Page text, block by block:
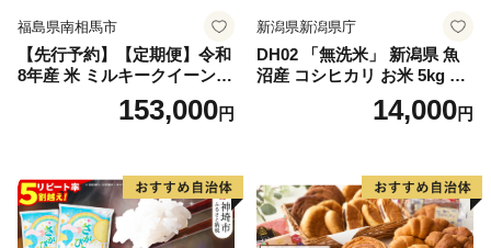
福島県南相馬市
【先行予約】【定期便】令和
8年産 米 ミルキークイーン
白米 45kg (5kg×9回) | ミルキ
ークイーン 米5kg 福島 福島
福島県 南相馬市 cu006-ae
153,000円
新潟県新潟県庁
DH02 「無洗米」 新潟県 魚
沼産 コシヒカリ お米 5kg こ
しひかり 精米 米（お米の美
味しい炊き方ガイド付き）
14,000円